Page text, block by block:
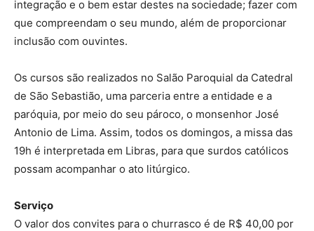
integração e o bem estar destes na sociedade; fazer com
que compreendam o seu mundo, além de proporcionar
inclusão com ouvintes.
Os cursos são realizados no Salão Paroquial da Catedral
de São Sebastião, uma parceria entre a entidade e a
paróquia, por meio do seu pároco, o monsenhor José
Antonio de Lima. Assim, todos os domingos, a missa das
19h é interpretada em Libras, para que surdos católicos
possam acompanhar o ato litúrgico.
Serviço
O valor dos convites para o churrasco é de R$ 40,00 por